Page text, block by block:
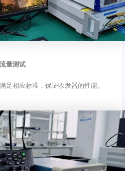
流量测试
足相应标准，保证收发器的性能。